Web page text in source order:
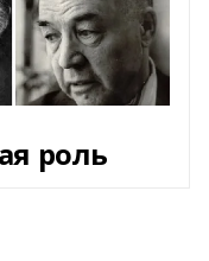
роль